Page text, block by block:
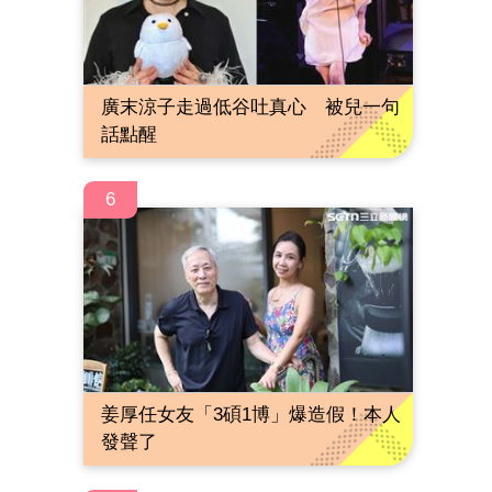
廣末涼子走過低谷吐真心 被兒一句
話點醒
6
姜厚任女友「3碩1博」爆造假！本人
發聲了